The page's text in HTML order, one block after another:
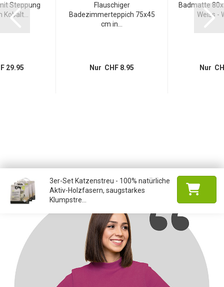
Steppung
29.95
Flauschiger
Badezimmerteppich 75x45
cm in...
Nur CHF 8.95
Badmatte
Weiss -
Nur
3er-Set Katzenstreu - 100% natürliche
Aktiv-Holzfasern, saugstarkes
Klumpstre...